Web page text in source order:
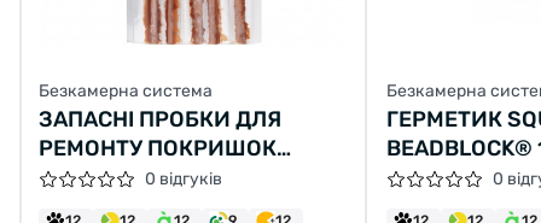
Безкамерна система
ЗАПАСНІ ПРОБКИ ДЛЯ
РЕМОНТУ ПОКРИШОК
БЕЗКАМЕРНИХ KLS NOTUBY
15Х52ММ, КОМПЛЕКТ - 5 ШТ
0 відгуків
Безкамерна
ГЕРМЕТИК
ГРАНУЛАМИ
0